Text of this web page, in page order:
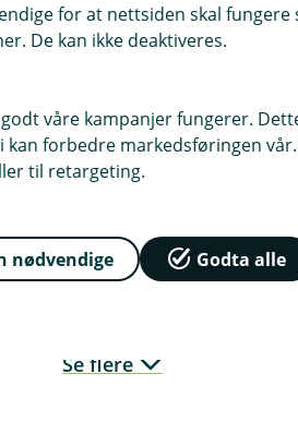
Reksen Fjeldvær
Dagligbank
Se flere
for at nettsiden skal
De kan ikke deaktiveres.
våre kampanjer fungerer.
forbedre markedsføringen
til retargeting.
nødvendige Godta alle